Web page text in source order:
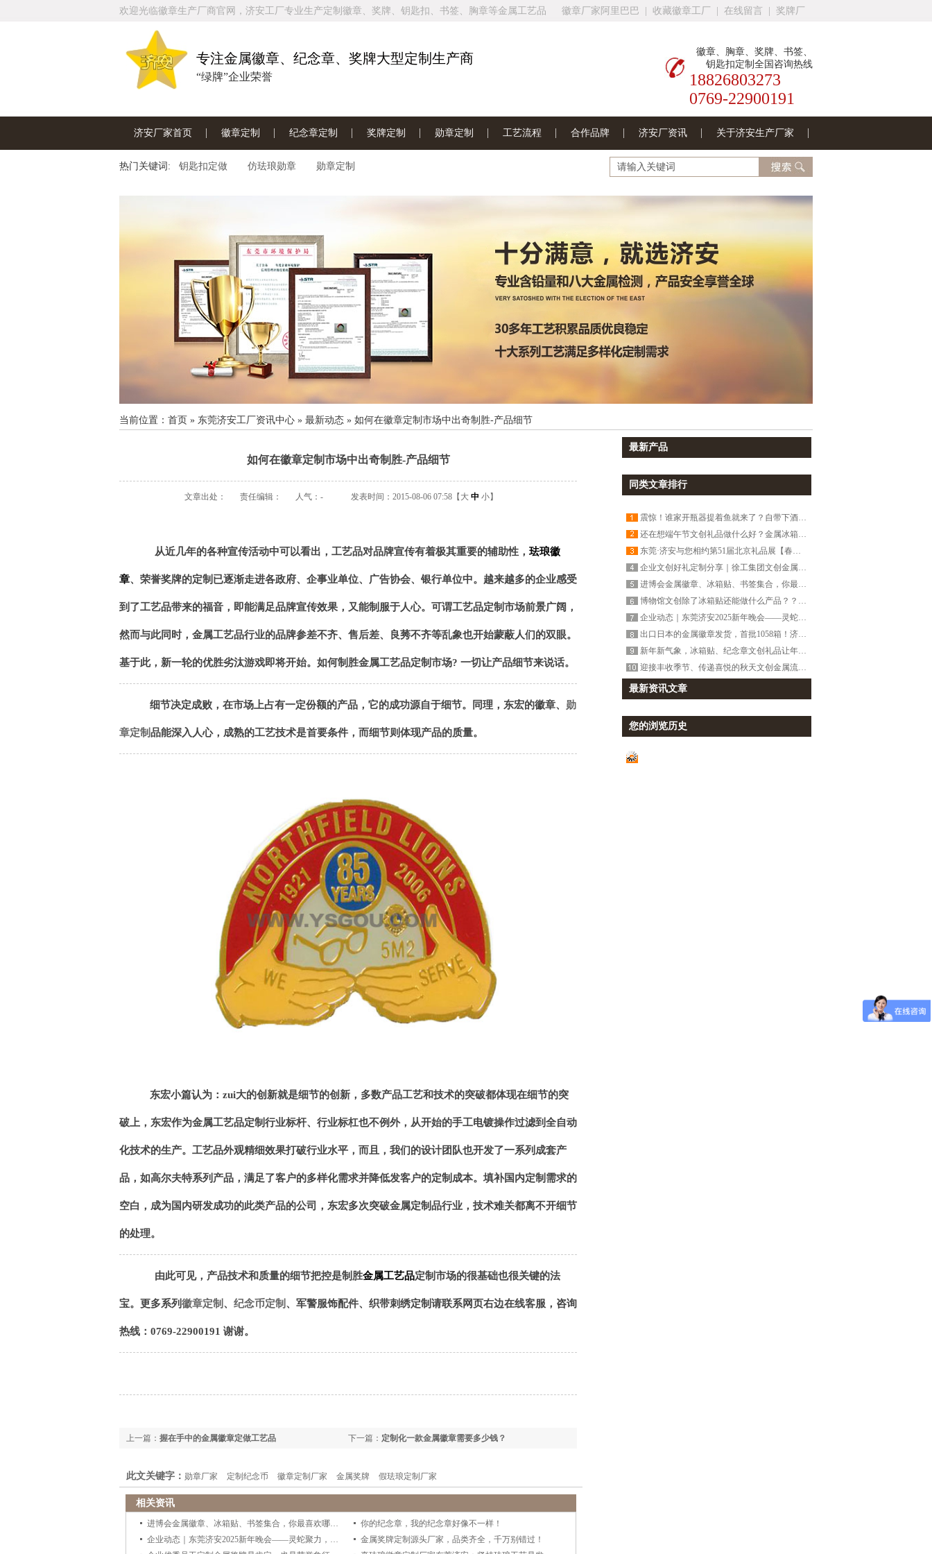
徽章厂家阿里巴巴 收藏徽章工厂 在线留言 奖牌厂
欢迎光临徽章生产厂商官网，济安工厂专业生产定制徽章、奖牌、钥匙扣、书签、胸章等金属工艺品
专注金属徽章、纪念章、奖牌大型定制生产商
“绿牌”企业荣誉
徽章、胸章、奖牌、书签、
钥匙扣定制全国咨询热线
18826803273
0769-22900191
济安厂家首页 徽章定制 纪念章定制 奖牌定制 勋章定制 工艺流程 合作品牌 济安厂资讯 关于济安生产厂家
联系济安工厂
热门关键词: 钥匙扣定做 仿珐琅勋章 勋章定制
当前位置： 首页 » 东莞济安工厂资讯中心 » 最新动态 » 如何在徽章定制市场中出奇制胜-产品细节
如何在徽章定制市场中出奇制胜-产品细节
文章出处： 责任编辑： 人气： - 发表时间：2015-08-06 07:58【 大 中 小】
从近几年的各种宣传活动中可以看出，工艺品对品牌宣传有着极其重要的辅助性， 珐琅徽
章、荣誉奖牌的定制已逐渐走进各政府、企事业单位、广告协会、银行单位中。 越来越多的企业感受
到了工艺品带来的福音，即能满足品牌宣传效果，又能制服于人心。可谓工艺品定制市场前景广阔，
然而与此同时，金属工艺品行业的品牌参差不齐、售后差、良莠不齐等乱象也开始蒙蔽人们的双眼。
基于此，新一轮的优胜劣汰游戏即将开始。如何制胜金属工艺品定制市场? 一切让产品细节来说话。
细节决定成败，在市场上占有一定份额的产品，它的成功源自于细节。同理，东宏的徽章、 勋
章定制品能深入人心，成熟的工艺技术是首要条件，而细节则体现产品的质量。
东宏小篇认为：zui大的创新就是细节的创新，多数产品工艺和技术的突破都体现在细节的突
破上，东宏作为金属工艺品定制行业标杆、行业标杠也不例外，从开始的手工电镀操作过滤到全自动
化技术的生产。工艺品外观精细效果打破行业水平，而且，我们的设计团队也开发了一系列成套产
品，如高尔夫特系列产品，满足了客户的多样化需求并降低发客户的定制成本。填补国内定制需求的
空白，成为国内研发成功的此类产品的公司，东宏多次突破金属定制品行业，技术难关都离不开细节
的处理。
由此可见，产品技术和质量的细节把控是制胜金属工艺品定制市场的很基础也很关键的法
宝。更多系列徽章定制 、 纪念币定制 、军警服饰配件、织带刺绣定制请联系网页右边在线客服，咨询
热线：0769-22900191 谢谢。
下一篇： 定制化一款金属徽章需要多少钱？
上一篇： 握在手中的金属徽章定做工艺品
此文关键字： 勋章厂家 定制纪念币 徽章定制厂家 金属奖牌 假珐琅定制厂家
相关资讯
进博会金属徽章、冰箱贴、书签集合，你最喜欢哪一款？
你的纪念章，我的纪念章好像不一样！
企业动态｜东莞济安2025新年晚会——灵蛇聚力，携手同行！
金属奖牌定制源头厂家，品类齐全，千万别错过！
最新产品
同类文章排行
震惊！谁家开瓶器提着鱼就来了？自带下酒菜？
还在想端午节文创礼品做什么好？金属冰箱贴、徽章、书签、钥匙扣等等，即有创意又好玩！
东莞·济安与您相约第51届北京礼品展【春天之约】
企业文创好礼定制分享｜徐工集团文创金属徽章、冰箱贴、书签套装礼盒
进博会金属徽章、冰箱贴、书签集合，你最喜欢哪一款？
博物馆文创除了冰箱贴还能做什么产品？？？——东莞济安金属工艺品定制源头工厂
企业动态｜东莞济安2025新年晚会——灵蛇聚力，携手同行！
出口日本的金属徽章发货，首批1058箱！济安徽章定制工厂
新年新气象，冰箱贴、纪念章文创礼品让年味提前来敲门！
迎接丰收季节、传递喜悦的秋天文创金属流沙冰箱贴《秋收》
最新资讯文章
您的浏览历史